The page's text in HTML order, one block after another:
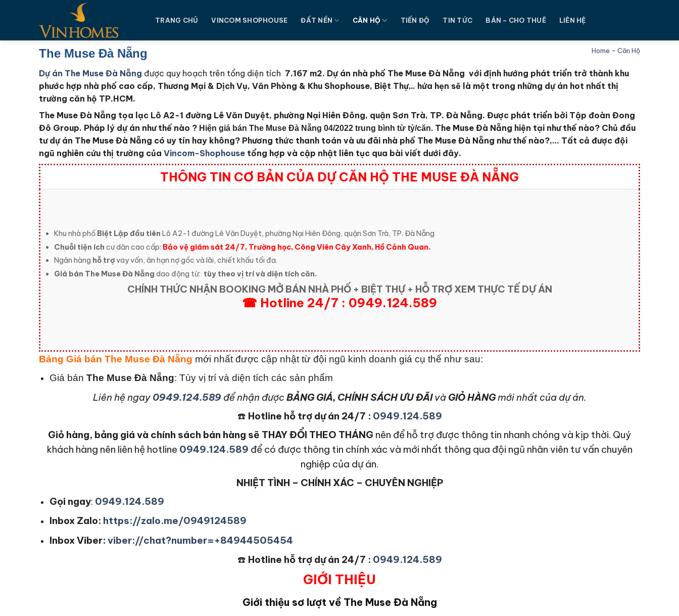
dung
TRANG CHỦ VINCOM SHOPHOUSE ĐẤT NỀN CĂN HỘ TIẾN ĐỘ TIN TỨC BÁN – CHO THUÊ LIÊN HỆ
The Muse Đà Nẵng Home - Căn Hộ
Dự án The Muse Đà Nẵng được quy hoạch trên tổng diện tích 7.167 m2. Dự án nhà phố The Muse Đà Nẵng với định hướng phát triển trở thành khu
phước hợp nhà phố cao cấp, Thương Mại & Dịch Vụ, Văn Phòng & Khu Shophouse, Biệt Thự,.. hứa hẹn sẽ là một trong những dự án hot nhất thị
trường căn hộ TP.HCM.
The Muse Đà Nẵng tọa lạc Lô A2-1 đường Lê Văn Duyệt, phường Nại Hiên Đông, quận Sơn Trà, TP. Đà Nẵng. Được phát triển bởi Tập đoàn Đong
Đô Group. Pháp lý dự án như thế nào ? Hiện giá bán The Muse Đà Nẵng 04/2022 trung bình từ tỷ/căn. The Muse Đà Nẵng hiện tại như thế nào? Chủ đầu
tư dự án The Muse Đà Nẵng có uy tín hay không? Phương thức thanh toán và ưu đãi nhà phố The Muse Đà Nẵng như thế nào?,… Tất cả được đội
ngũ nghiên cứu thị trường của Vincom-Shophouse tổng hợp và cập nhật liên tục qua bài viết dưới đây.
THÔNG TIN CƠ BẢN CỦA DỰ CĂN HỘ THE MUSE ĐÀ NẴNG
Khu nhà phố Biệt Lập đầu tiên Lô A2-1 đường Lê Văn Duyệt, phường Nại Hiên Đông, quận Sơn Trà, TP. Đà Nẵng
Chuỗi tiện ích cư dân cao cấp: Bảo vệ giám sát 24/7, Trường học, Công Viên Cây Xanh, Hồ Cảnh Quan.
Ngân hàng hỗ trợvay vốn, ân hạn nợ gốc và lãi, chiết khấu tối đa.
Giá bán The Muse Đà Nẵng dao động từ: tùy theo vị trí và diện tích căn.
CHÍNH THỨC NHẬN BOOKING MỞ BÁN NHÀ PHỐ + BIỆT THỰ + HỖ TRỢ XEM THỰC TẾ DỰ ÁN
☎ Hotline 24/7 : 0949.124.589
Bảng Giá bán The Muse Đà Nẵng mới nhất được cập nhật từ đội ngũ kinh doanh giá cụ thể như sau:
Giá bán The Muse Đà Nẵng: Tùy vị trí và diện tích các sản phẩm
Liên hệ ngay 0949.124.589để nhận được BẢNG GIÁ, CHÍNH SÁCH ƯU ĐÃIvàGIỎ HÀNGmới nhất của dự án.
☎️ Hotline hỗ trợ dự án 24/7 : 0949.124.589
Giỏ hàng, bảng giá và chính sách bán hàng sẽ THAY ĐỔI THEO THÁNG nên để hỗ trợ được thông tin nhanh chóng và kịp thời. Quý
khách hàng nên liên hệ hotline 0949.124.589 để có được thông tin chính xác và mới nhất thông qua đội ngũ nhân viên tư vấn chuyên
nghiệp của dự án.
NHIỆT TÌNH – CHÍNH XÁC – CHUYÊN NGHIỆP
Gọi ngay: 0949.124.589
Inbox Zalo: https://zalo.me/0949124589
Inbox Viber: viber://chat?number=+84944505454
☎️ Hotline hỗ trợ dự án 24/7 : 0949.124.589
GIỚI THIỆU
Giới thiệu sơ lượt về The Muse Đà Nẵng